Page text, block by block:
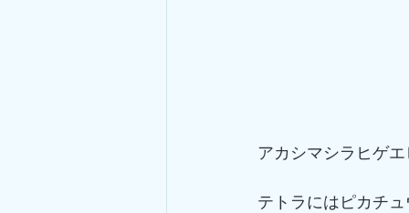
アカシマシラヒゲエ
テトラにはピカチュ